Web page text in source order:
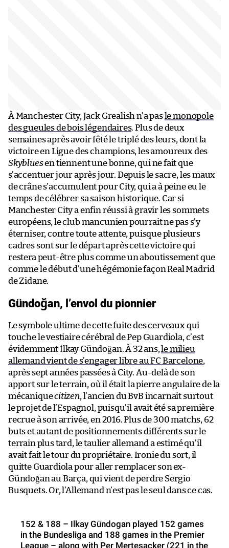
À Manchester City, Jack Grealish n’a pas le monopole
des gueules de bois légendaires. Plus de deux
semaines après avoir fêté le triplé des leurs, dont la
victoire en Ligue des champions, les amoureux des
Skybluesen tiennent une bonne, qui ne fait que
s’accentuer jour après jour. Depuis le sacre, les maux
de crâne s’accumulent pour City, qui a à peine eu le
temps de célébrer sa saison historique. Car si
Manchester City a enfin réussi à gravir les sommets
européens, le club mancunien pourrait ne pas s’y
éterniser, contre toute attente, puisque plusieurs
cadres sont sur le départ après cette victoire qui
restera peut-être plus comme un aboutissement que
comme le début d’une hégémonie façon Real Madrid
de Zidane.
Gündoğan, l’envol du pionnier
Le symbole ultime de cette fuite des cerveaux qui
touche le vestiaire cérébral de Pep Guardiola, c’est
évidemment İlkay Gündoğan. À 32 ans, le milieu
allemand vient de s’engager libre au FC Barcelone,
après sept années passées à City. Au-delà de son
apport sur le terrain, où il était la pierre angulaire de la
mécaniquecitizen, l’ancien du BvB incarnait surtout
le projet de l’Espagnol, puisqu’il avait été sa première
recrue à son arrivée, en 2016. Plus de 300 matchs, 62
buts et autant de positionnements différents sur le
terrain plus tard, le taulier allemand a estimé qu’il
avait fait le tour du propriétaire. Ironie du sort, il
quitte Guardiola pour aller remplacer son ex-
Gündoğan au Barça, qui vient de perdre Sergio
Busquets. Or, l’Allemand n’est pas le seul dans ce cas.
152 & 188 – Ilkay Gündogan played 152 games
in the Bundesliga and 188 games in the Premier
League – along with Per Mertesacker (221 in the